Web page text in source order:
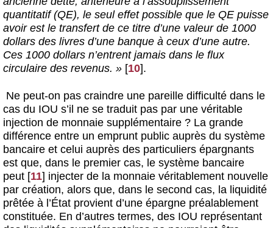
quantitatif (QE), le seul effet possible que le QE puisse
avoir est le transfert de ce titre d’une valeur de 1000
dollars des livres d’une banque à ceux d’une autre.
Ces 1000 dollars n’entrent jamais dans le flux
circulaire des revenus. » [10].
Ne peut-on pas craindre une pareille difficulté dans le
cas du IOU s’il ne se traduit pas par une véritable
injection de monnaie supplémentaire ? La grande
différence entre un emprunt public auprès du système
bancaire et celui auprès des particuliers épargnants
est que, dans le premier cas, le système bancaire
peut [11] injecter de la monnaie véritablement nouvelle
par création, alors que, dans le second cas, la liquidité
prêtée à l’État provient d’une épargne préalablement
constituée. En d’autres termes, des IOU représentant